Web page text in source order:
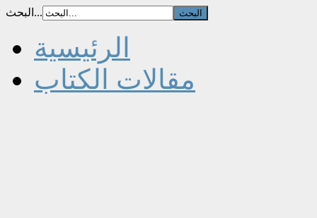
البحث...
الرئيسية
مقالات الكتاب